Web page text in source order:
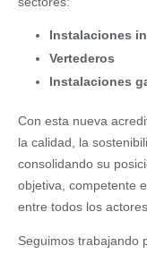
Instalaciones
Vertederos
Instalaciones
Con esta nueva
la calidad, la
consolidando su
objetiva, competente
entre todos los
Seguimos trabajando